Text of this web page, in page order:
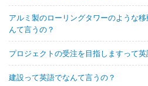
アルミ製のローリングタワーのような
んて言うの？
プロジェクトの受注を目指しますって
建設って英語でなんて言うの？